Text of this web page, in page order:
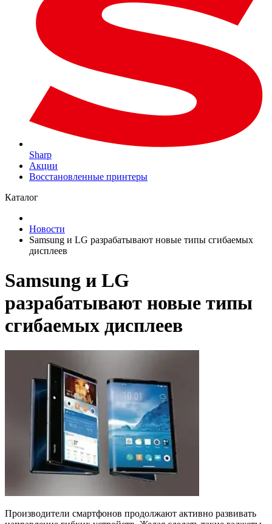
Sharp
Акции
Восстановленные принтеры
Каталог
Новости
Samsung и LG разрабатывают новые типы сгибаемых
дисплеев
Samsung и LG
разрабатывают новые типы
сгибаемых дисплеев
Производители смартфонов продолжают активно развивать